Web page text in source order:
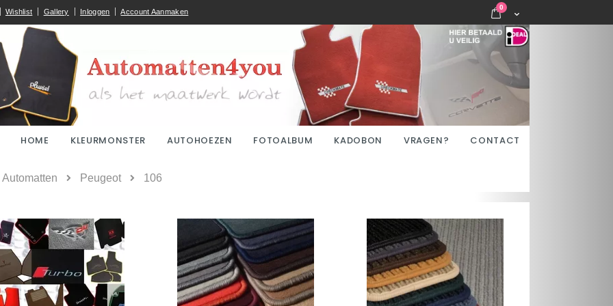
Wishlist Gallery Inloggen Account Aanmaken Cart
0 items
HOME KLEURMONSTER AUTOHOEZEN FOTOALBUM KADOBON VRAGEN? CONTACT
Automatten Peugeot 106